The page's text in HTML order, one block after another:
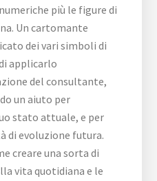
più le figure di
Un cartomante
dei vari simboli di
applicarlo
del consultante,
un aiuto per
stato attuale, e per
di evoluzione futura.
creare una sorta di
vita quotidiana e le